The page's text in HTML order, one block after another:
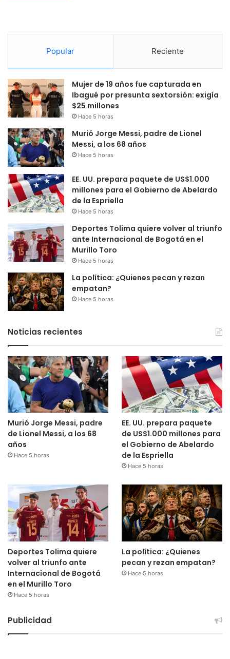
Popular Reciente
Mujer de 19 años fue capturada en
Ibagué por presunta sextorsión: exigía
$25 millones
Hace 5 horas
Murió Jorge Messi, padre de Lionel
Messi, a los 68 años
Hace 5 horas
EE. UU. prepara paquete de US$1.000
millones para el Gobierno de Abelardo
de la Espriella
Hace 5 horas
Deportes Tolima quiere volver al triunfo
ante Internacional de Bogotá en el
Murillo Toro
Hace 5 horas
La política: ¿Quienes pecan y rezan
empatan?
Hace 5 horas
Noticias recientes
Murió Jorge Messi, padre
de Lionel Messi, a los 68
años
Hace 5 horas
EE. UU. prepara paquete
de US$1.000 millones para
el Gobierno de Abelardo
de la Espriella
Hace 5 horas
Deportes Tolima quiere
volver al triunfo ante
Internacional de Bogotá
en el Murillo Toro
Hace 5 horas
La política: ¿Quienes
pecan y rezan empatan?
Hace 5 horas
Publicidad